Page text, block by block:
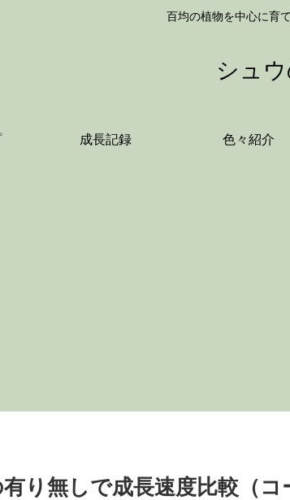
百均の植物を中心に育
シュ
成長記録 色々紹介
有り無しで成長速度比較（